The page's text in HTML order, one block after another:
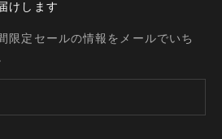
けします
限定セールの情報をメールでいち